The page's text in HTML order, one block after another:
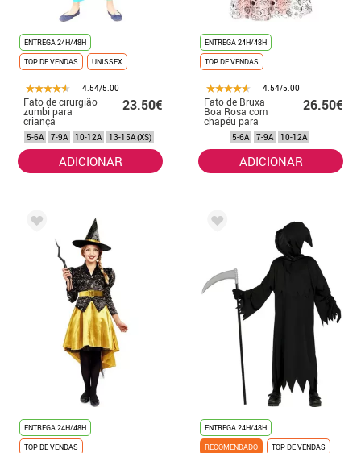
ENTREGA 24H/48H
TOP DE VENDAS
UNISSEX
4.54/5.00
Fato de cirurgião
zumbi para
criança
23.50€
5-6A 7-9A 10-12A 13-15A (XS)
ADICIONAR
ENTREGA 24H/48H
TOP DE VENDAS
4.54/5.00
Fato de Bruxa
Boa Rosa com
chapéu para
menina e
adolescente
26.50€
5-6A 7-9A 10-12A
ADICIONAR
ENTREGA 24H/48H
TOP DE VENDAS
ENTREGA 24H/48H
RECOMENDADO
TOP DE VENDAS